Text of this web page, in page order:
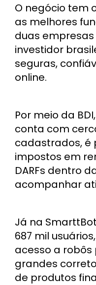
O negócio tem
as melhores
duas
investidor
seguras,
online.
Por meio da
conta com
cadastrados, é
impostos em
DARFs dentro
acompanhar
Já na
687 mil
acesso a
grandes
de produtos